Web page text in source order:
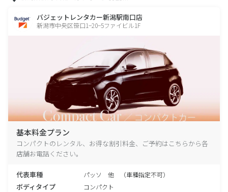
バジェットレンタカー新潟駅南口店
新潟市中央区笹口1−20−5ファイビル1F
基本料金プラン
コンパクトのレンタル、お得な割引料金、ご予約はこちらから各
店舗お電話ください。
代表車種 パッソ 他 （車種指定不可）
ボディタイプ コンパクト